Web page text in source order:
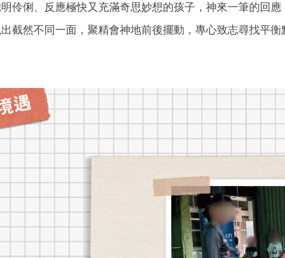
伶俐、反應極快又充滿奇思妙想的孩子，神來一筆的回
截然不同一面，聚精會神地前後擺動，專心致志尋找平